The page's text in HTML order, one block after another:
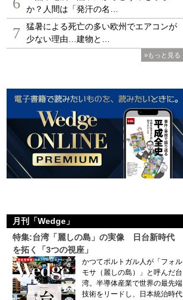
か？人間は「発汗の名…
7
猛暑による死亡の多い欧州でエアコンが
少ない理由…建物と…
»もっと見る
月刊「Wedge」
特集:台湾「麗しの島」の実像 日台新時代
を拓く「3つの視座」
かつてポルトガル人が「フォル
モサ（麗しの島）」と呼んだ台
湾。半導体産業で世界の最先端
技術をリードし、日本統治時代